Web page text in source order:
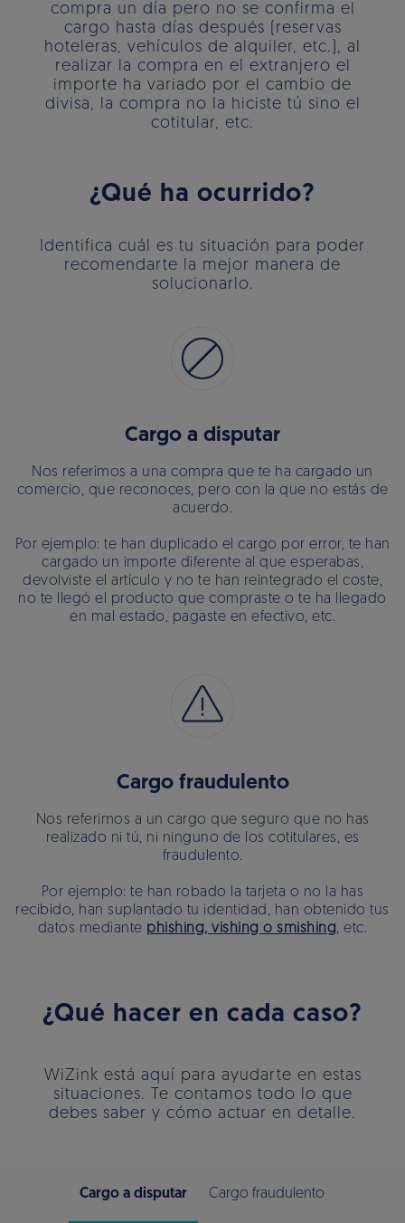
compra un día pero no se confirma el
cargo hasta días después (reservas
hoteleras, vehículos de alquiler, etc.), al
realizar la compra en el extranjero el
importe ha variado por el cambio de
divisa, la compra no la hiciste tú sino el
cotitular, etc.
¿Qué ha ocurrido?
Identifica cuál es tu situación para poder
recomendarte la mejor manera de
solucionarlo.
Cargo a disputar
Nos referimos a una compra que te ha cargado un
comercio, que reconoces, pero con la que no estás de
acuerdo.
Por ejemplo: te han duplicado el cargo por error, te han
cargado un importe diferente al que esperabas,
devolviste el artículo y no te han reintegrado el coste,
no te llegó el producto que compraste o te ha llegado
en mal estado, pagaste en efectivo, etc.
Cargo fraudulento
Nos referimos a un cargo que seguro que no has
realizado ni tú, ni ninguno de los cotitulares, es
fraudulento.
Por ejemplo: te han robado la tarjeta o no la has
recibido, han suplantado tu identidad, han obtenido tus
datos mediante phishing, vishing o smishing, etc.
¿Qué hacer en cada caso?
WiZink está aquí para ayudarte en estas
situaciones. Te contamos todo lo que
debes saber y cómo actuar en detalle.
Cargo a disputar Cargo fraudulento